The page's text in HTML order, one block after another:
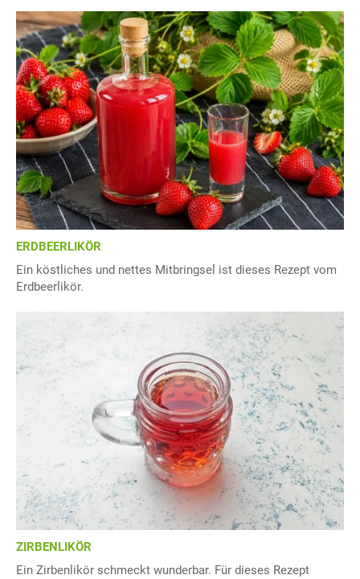
ERDBEERLIKÖR
Ein köstliches und nettes Mitbringsel ist dieses Rezept vom
Erdbeerlikör.
ZIRBENLIKÖR
Ein Zirbenlikör schmeckt wunderbar. Für dieses Rezept